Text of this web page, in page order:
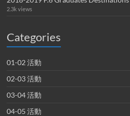
2.3k views
Categories
01-02 活動
02-03 活動
03-04 活動
04-05 活動